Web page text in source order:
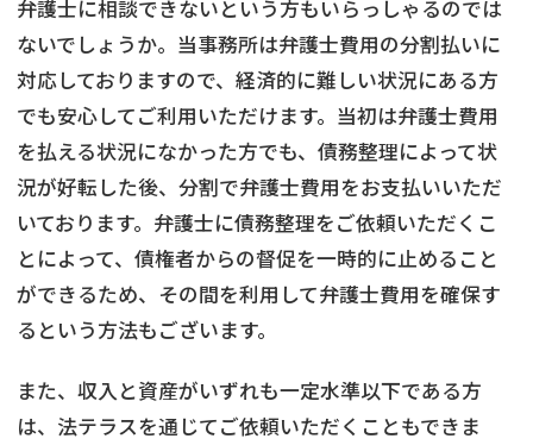
弁護士に相談できないという方もいらっしゃるのでは
ないでしょうか。当事務所は弁護士費用の分割払いに
対応しておりますので、経済的に難しい状況にある方
でも安心してご利用いただけます。当初は弁護士費用
を払える状況になかった方でも、債務整理によって状
況が好転した後、分割で弁護士費用をお支払いいただ
いております。弁護士に債務整理をご依頼いただくこ
とによって、債権者からの督促を一時的に止めること
ができるため、その間を利用して弁護士費用を確保す
るという方法もございます。
また、収入と資産がいずれも一定水準以下である方
は、法テラスを通じてご依頼いただくこともできま